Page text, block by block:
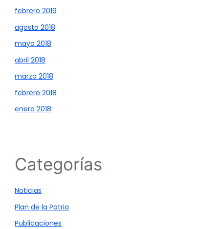
febrero 2019
agosto 2018
mayo 2018
abril 2018
marzo 2018
febrero 2018
enero 2018
Categorías
Noticias
Plan de la Patria
Publicaciones